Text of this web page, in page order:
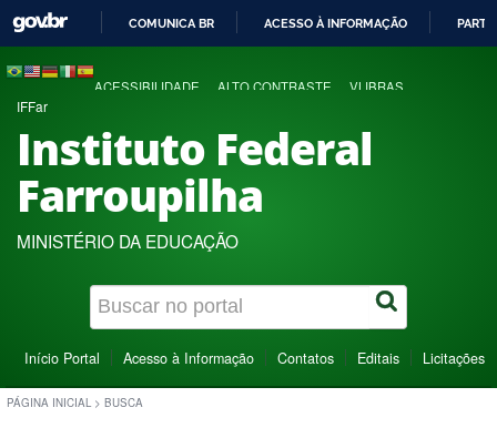
COMUNICA BR ACESSO À INFORMAÇÃO
ACESSIBILIDADE ALTO CONTRASTE VLIBRAS
IFFar
Instituto Federal
Farroupilha
MINISTÉRIO DA EDUCAÇÃO
Início Portal Acesso à Informação Contatos Editais Licitações
PÁGINA INICIAL > BUSCA